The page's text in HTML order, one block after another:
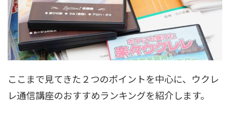
ここまで見てきた２つのポイントを中心に、ウクレ
レ通信講座のおすすめランキングを紹介します。